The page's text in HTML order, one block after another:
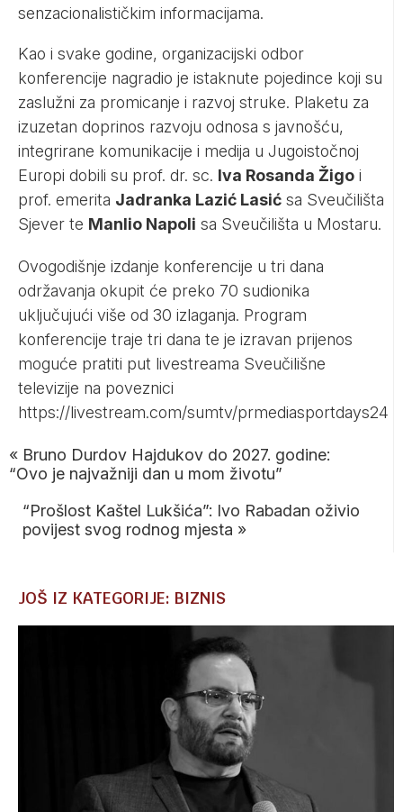
senzacionalističkim informacijama.
Kao i svake godine, organizacijski odbor
konferencije nagradio je istaknute pojedince koji su
zaslužni za promicanje i razvoj struke. Plaketu za
izuzetan doprinos razvoju odnosa s javnošću,
integrirane komunikacije i medija u Jugoistočnoj
Europi dobili su prof. dr. sc. Iva Rosanda Žigo i
prof. emerita Jadranka Lazić Lasić sa Sveučilišta
Sjever te Manlio Napoli sa Sveučilišta u Mostaru.
Ovogodišnje izdanje konferencije u tri dana
održavanja okupit će preko 70 sudionika
uključujući više od 30 izlaganja. Program
konferencije traje tri dana te je izravan prijenos
moguće pratiti put livestreama Sveučilišne
televizije na poveznici
https://livestream.com/sumtv/prmediasportdays24
« Bruno Durdov Hajdukov do 2027. godine:
“Ovo je najvažniji dan u mom životu”
“Prošlost Kaštel Lukšića”: Ivo Rabadan oživio
povijest svog rodnog mjesta »
JOŠ IZ KATEGORIJE: BIZNIS